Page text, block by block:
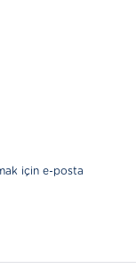
için e-posta